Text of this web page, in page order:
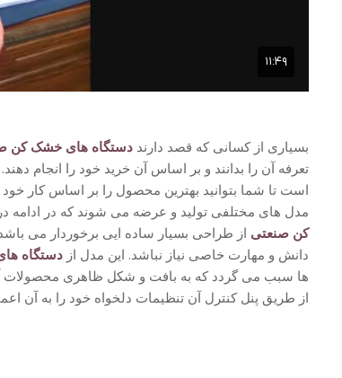
بسیاری از کسانی که قصد دارنددستگاه های خشک کن
تعرفه آن را بدانند و بر اساس آن خرید خود را انجام
است تا شما بتوانید بهترین محصول را بر اساس کار
مدل های مختلفی تولید و عرضه می شوند که در ادامه
کن صنعتی از طراحی بسیار ساده ایی برخوردار می
دانش و مهارت خاصی نیاز نباشد. این مدل ازدستگاه
ها سبب می گردد که به بافت و شکل ظاهری محصولات
از طریق پنل کنترل آن تنظیمات دلخواه خود را به آن